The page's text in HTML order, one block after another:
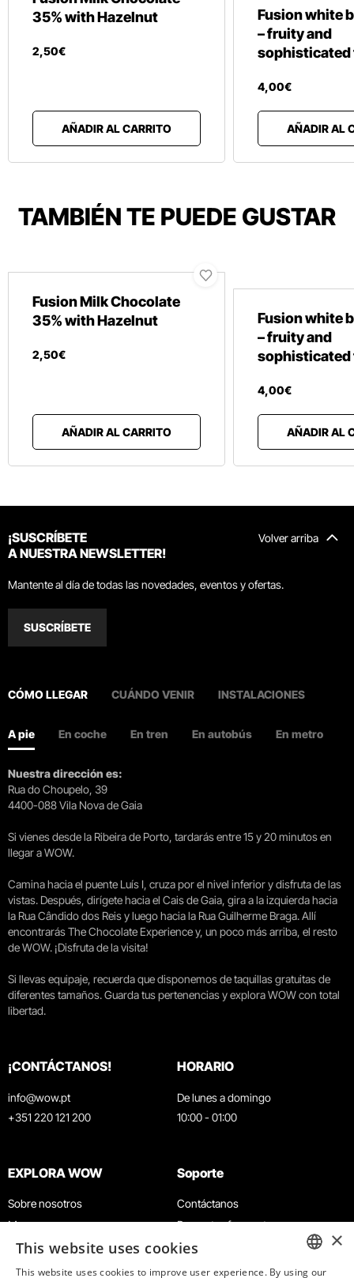
35% with Hazelnut
2,50€
AÑADIR AL CARRITO
Fusion white
– fruity and
sophisticated
4,00€
AÑADIR AL
TAMBIÉN TE PUEDE GUSTAR
Fusion Milk Chocolate
35% with Hazelnut
2,50€
AÑADIR AL CARRITO
Fusion white
– fruity and
sophisticated
4,00€
AÑADIR AL
Volver arriba
¡SUSCRÍBETE
A NUESTRA NEWSLETTER!
Mantente al día de todas las novedades, eventos y ofertas.
SUSCRÍBETE
CÓMO LLEGAR CUÁNDO VENIR INSTALACIONES
A pie En coche En tren En autobús En metro
Nuestra dirección es:
Rua do Choupelo, 39
4400-088 Vila Nova de Gaia
Si vienes desde la Ribeira de Porto, tardarás entre 15 y 20 minutos en
llegar a WOW.
Camina hacia el puente Luís I, cruza por el nivel inferior y disfruta de las
vistas. Después, dirígete hacia el Cais de Gaia, gira a la izquierda hacia
la Rua Cândido dos Reis y luego hacia la Rua Guilherme Braga. Allí
encontrarás The Chocolate Experience y, un poco más arriba, el resto
de WOW. ¡Disfruta de la visita!
Si llevas equipaje, recuerda que disponemos de taquillas gratuitas de
diferentes tamaños. Guarda tus pertenencias y explora WOW con total
libertad.
¡CONTÁCTANOS!
info@wow.pt
+351 220 121 200
HORARIO
De lunes a domingo
10:00 - 01:00
EXPLORA WOW
Sobre nosotros
Museos
Agenda
Noticias
Soporte
Contáctanos
Preguntas frecuentes
Términos y condiciones
Política de privacidad y cookies
×
This website uses cookies
This website uses cookies to improve user experience. By using our